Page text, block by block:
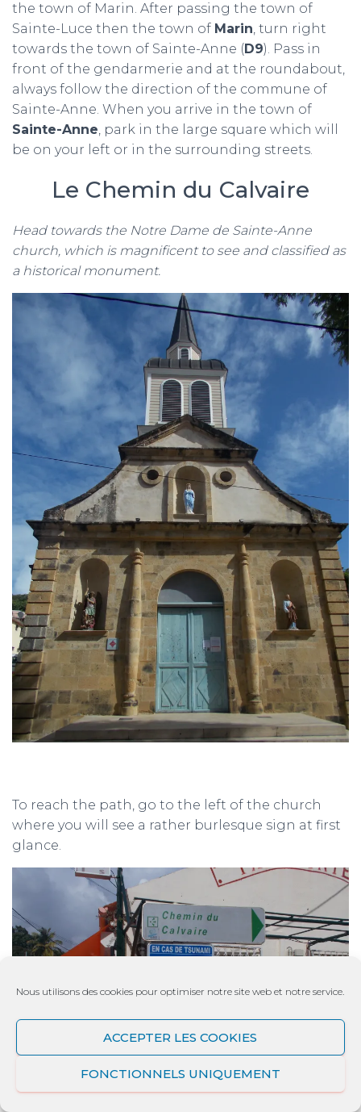
Nous utilisons des cookies pour optimiser notre site web et notre service.
ACCEPTER LES COOKIES
FONCTIONNELS UNIQUEMENT
the town of Marin. After passing the town of
Sainte-Luce then the town of Marin, turn right
towards the town of Sainte-Anne ( D9). Pass in
front of the gendarmerie and at the roundabout,
always follow the direction of the commune of
Sainte-Anne. When you arrive in the town of
Sainte-Anne, park in the large square which will
be on your left or in the surrounding streets.
Le Chemin du Calvaire
Head towards the Notre Dame de Sainte-Anne
church, which is magnificent to see and classified as
a historical monument.
To reach the path, go to the left of the church
where you will see a rather burlesque sign at first
glance.